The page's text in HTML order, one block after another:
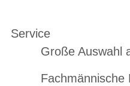
Service
Große Auswahl
Fachmännische